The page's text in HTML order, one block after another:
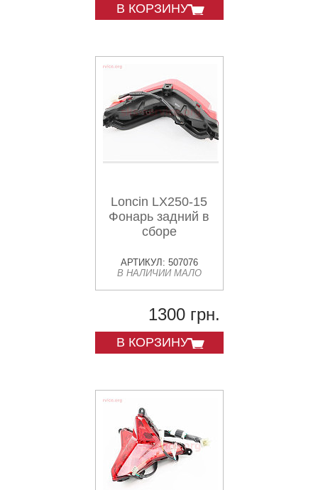
В КОРЗИНУ
Loncin LX250-15
Фонарь задний в
сборе
АРТИКУЛ: 507076
В НАЛИЧИИ МАЛО
1300 грн.
В КОРЗИНУ